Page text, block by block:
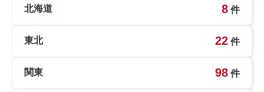
北海道 8 件
東北 22 件
関東 98 件